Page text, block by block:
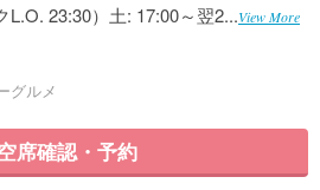
L.O. 23:30）土: 17:00～翌2...View More
グルメ
席確認・予約